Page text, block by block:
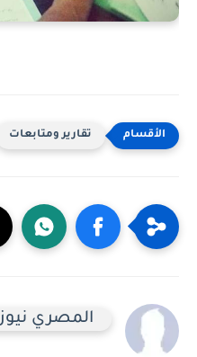
تقارير ومتابعات
المصري نيوز